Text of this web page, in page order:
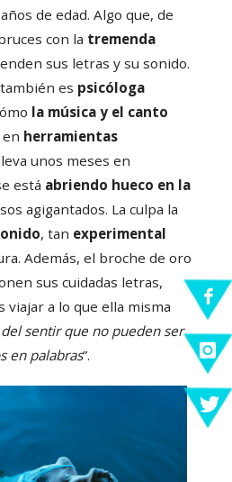
de edad. Algo que, de
con la tremenda
sus letras y su sonido.
es psicóloga
la música y el canto
herramientas
unos meses en
está abriendo hueco en la
agigantados. La culpa la
, tan experimental
Además, el broche de oro
sus cuidadas letras,
viajar a lo que ella misma
sentir que no pueden ser
en palabras”.